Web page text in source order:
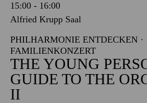
15:00 - 16:00
Alfried Krupp Saal
PHILHARMONIE ENTDECKEN ·
FAMILIENKONZERT
THE YOUNG
GUIDE TO THE
II